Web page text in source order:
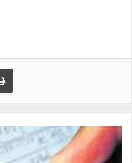
electrónico
Imprimir